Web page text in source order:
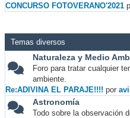
CONCURSO FOTOVERANO'2021
Temas diversos
Naturaleza y Medio
Foro para tratar cualquier
ambiente.
Re:ADIVINA EL PARAJE!!!! por
Astronomía
Todo sobre la observación